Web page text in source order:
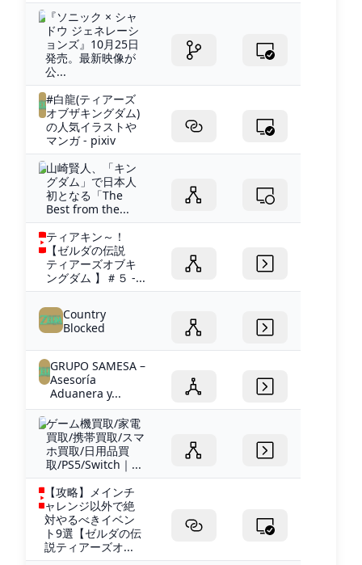
『ソニック × シャ
ドウ ジェネレーシ
ョンズ』10月25日
発売。最新映像が
公...
#白龍(ティアーズ
オブザキングダム)
の人気イラストや
マンガ - pixiv
山崎賢人、「キン
グダム」で日本人
初となる「The
Best from the...
ティアキン～！
【ゼルダの伝説
ティアーズオブキ
ングダム 】＃５ -...
Country
Blocked
GRUPO SAMESA –
Asesoría
Aduanera y...
ゲーム機買取/家電
買取/携帯買取/スマ
ホ買取/日用品買
取/PS5/Switch｜...
【攻略】メインチ
ャレンジ以外で絶
対やるべきイベン
ト9選【ゼルダの伝
説ティアーズオ...